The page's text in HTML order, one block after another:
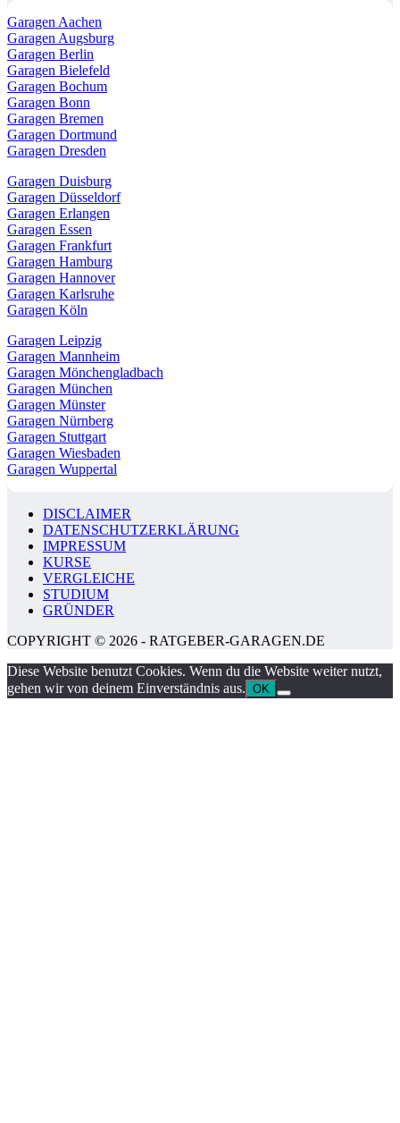
Garagen Aachen
Garagen Augsburg
Garagen Berlin
Garagen Bielefeld
Garagen Bochum
Garagen Bonn
Garagen Bremen
Garagen Dortmund
Garagen Dresden
Garagen Duisburg
Garagen Düsseldorf
Garagen Erlangen
Garagen Essen
Garagen Frankfurt
Garagen Hamburg
Garagen Hannover
Garagen Karlsruhe
Garagen Köln
Garagen Leipzig
Garagen Mannheim
Garagen Mönchengladbach
Garagen München
Garagen Münster
Garagen Nürnberg
Garagen Stuttgart
Garagen Wiesbaden
Garagen Wuppertal
DISCLAIMER
DATENSCHUTZERKLÄRUNG
IMPRESSUM
KURSE
VERGLEICHE
STUDIUM
GRÜNDER
COPYRIGHT © 2026 - RATGEBER-GARAGEN.DE
Diese Website benutzt Cookies. Wenn du die Website weiter nutzt,
gehen wir von deinem Einverständnis aus. OK